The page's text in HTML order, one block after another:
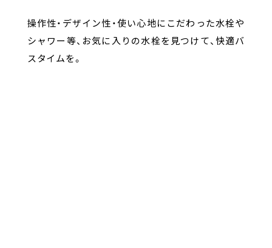
操作性・デザイン性・使い心地にこだわった水栓や
シャワー等、お気に入りの水栓を見つけて、快適バ
スタイムを。